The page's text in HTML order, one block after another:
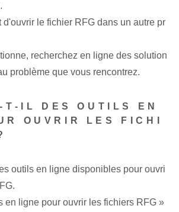
d'ouvrir le fichier RFG dans un autre pr
recherchez en ligne des solution
problème que vous rencontrez.
IL DES OUTILS EN
OUVRIR LES FICHI
outils en ligne disponibles pour ouvri
en ligne pour ouvrir les fichiers RFG »